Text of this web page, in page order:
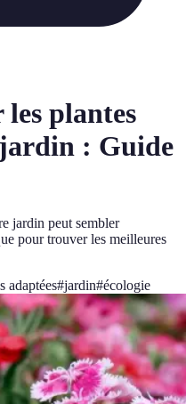
plantes
: Guide
jardin peut sembler
pour trouver les meilleures
adaptées#jardin#écologie